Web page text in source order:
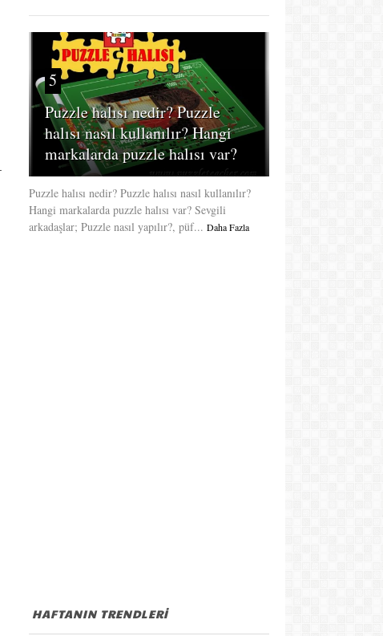
5
Puzzle halısı nedir? Puzzle
halısı nasıl kullanılır? Hangi
markalarda puzzle halısı var?
Puzzle halısı nedir? Puzzle halısı nasıl kullanılır?
Hangi markalarda puzzle halısı var? Sevgili
arkadaşlar; Puzzle nasıl yapılır?, püf... Daha Fazla
HAFTANIN TRENDLERİ